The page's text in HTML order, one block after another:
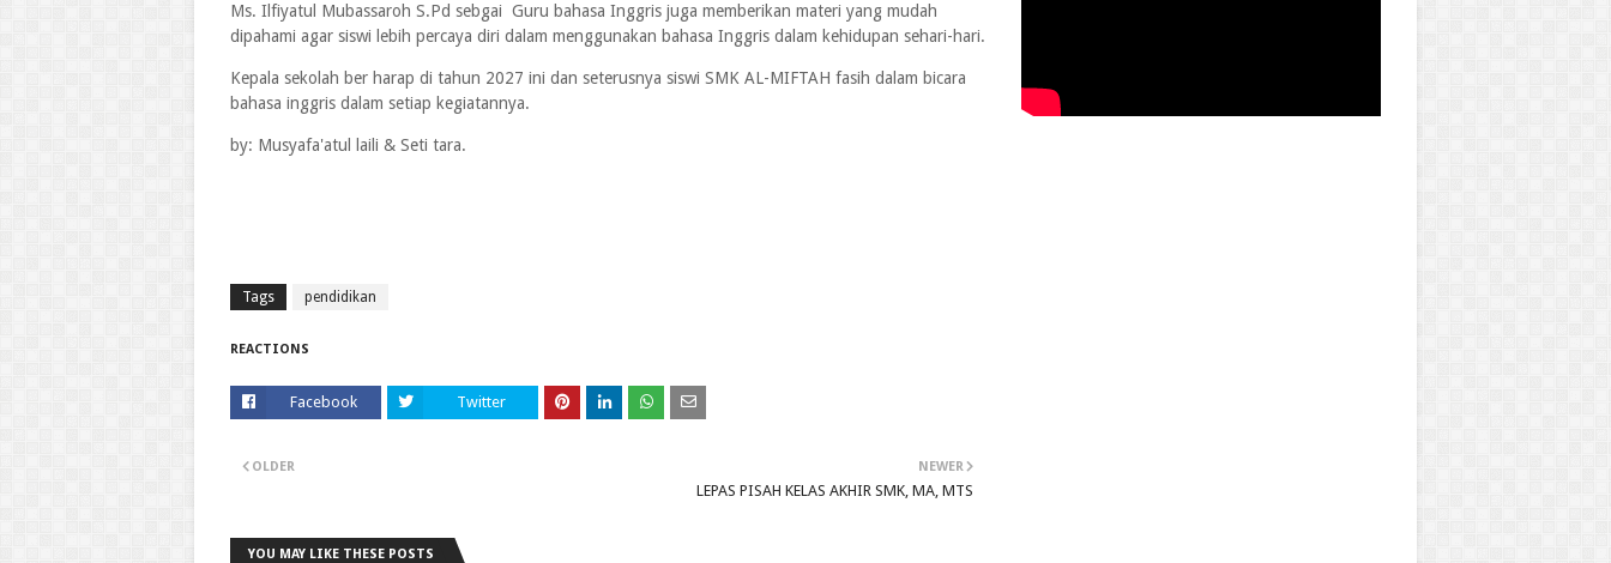
Ms. Ilfiyatul Mubassaroh S.Pd sebgai Guru bahasa Inggris juga memberikan materi yang mudah
dipahami agar siswi lebih percaya diri dalam menggunakan bahasa Inggris dalam kehidupan sehari-hari.
Kepala sekolah ber harap di tahun 2027 ini dan seterusnya siswi SMK AL-MIFTAH fasih dalam bicara
bahasa inggris dalam setiap kegiatannya.
by: Musyafa'atul laili & Seti tara.
Tags pendidikan
REACTIONS
Facebook Twitter
NEWER
LEPAS PISAH KELAS AKHIR SMK, MA, MTS
OLDER
YOU MAY LIKE THESE POSTS